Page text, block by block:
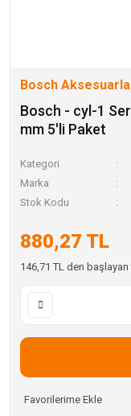
Bosch
Bosch - cyl-1
mm 5'li Paket
Kategori
Marka
Stok Kodu
880,27 TL
146,71 TL den